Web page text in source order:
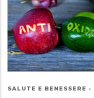
SALUTE E BENESSERE -